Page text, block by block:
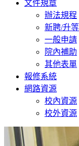
文件規章
辦法規程
新聘/升等
一般申請
院內補助
其他表單
報修系統
網路資源
校內資源
校外資源